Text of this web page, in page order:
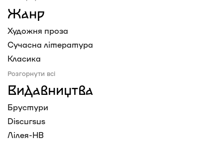
Жанр
Художня проза
Сучасна література
Класика
Розгорнути всі
Видавництва
Брустури
Discursus
Лілея-НВ